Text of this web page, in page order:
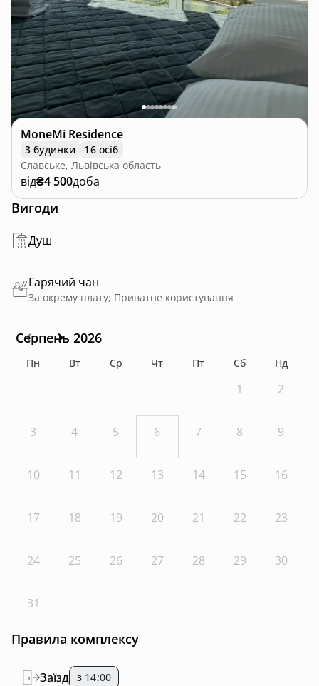
MoneMi Residence
3 будинки
16 осіб
Славське, Львівська область
від₴4 500доба
Вигоди
Душ
Гарячий чан
За окрему плату; Приватне користування
Серпень 2026
Пн Вт Ср Чт Пт Сб Нд
1 2
3 4 5 6 7 8 9
10 11 12 13 14 15 16
17 18 19 20 21 22 23
24 25 26 27 28 29 30
31
Правила комплексу
Заїзд з 14:00